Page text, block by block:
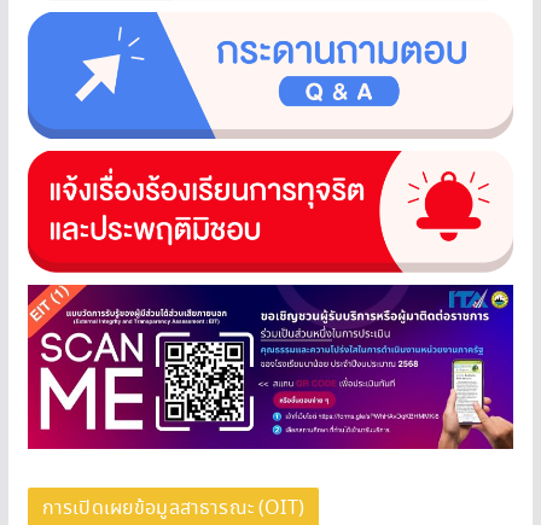
การเปิดเผยข้อมูลสาธารณะ (OIT)